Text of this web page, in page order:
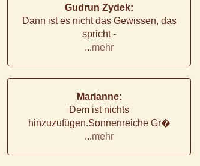
Gudrun Zydek:
Dann ist es nicht das Gewissen, das
spricht -
...mehr
Marianne:
Dem ist nichts
hinzuzufügen.Sonnenreiche Gr�
...mehr